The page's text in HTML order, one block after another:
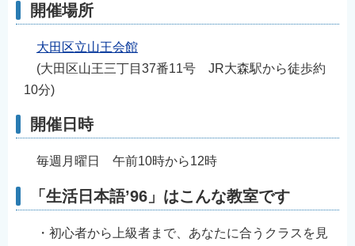
開催場所
大田区立山王会館
(大田区山王三丁目37番11号 JR大森駅から徒歩約
10分)
開催日時
毎週月曜日 午前10時から12時
「生活日本語’96」はこんな教室です
・初心者から上級者まで、あなたに合うクラスを見